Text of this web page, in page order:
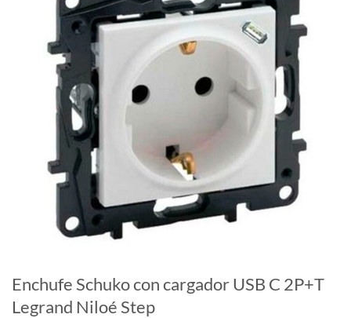
Enchufe Schuko con cargador USB C 2P+T
Legrand Niloé Step